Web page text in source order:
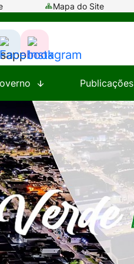
Mapa do Site
Acessar
a
Rede
Social
Facebook
Acessar
a
Rede
Social
Instagram
Publicações